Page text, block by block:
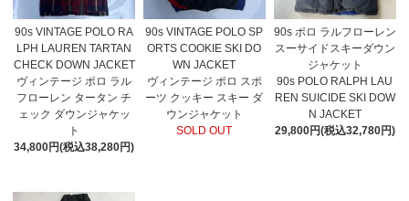
90s VINTAGE POLO RA
LPH LAUREN TARTAN
CHECK DOWN JACKET
ヴィンテージ ポロ ラル
フローレン タータン チ
ェック ダウンジャケッ
ト
34,800円(税込38,280円)
90s VINTAGE POLO SP
ORTS COOKIE SKI DO
WN JACKET
ヴィンテージ ポロ スポ
ーツ クッキー スキー ダ
ウンジャケット
SOLD OUT
90s ポロ ラルフローレン
スーサイドスキーダウン
ジャケット
90s POLO RALPH LAU
REN SUICIDE SKI DOW
N JACKET
29,800円(税込32,780円)